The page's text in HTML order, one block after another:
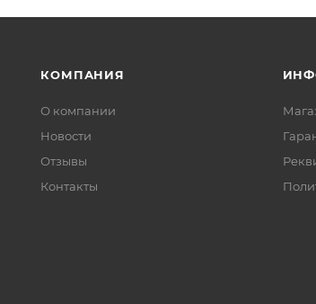
КОМПАНИЯ
О компании
Новости
Отзывы
Контакты